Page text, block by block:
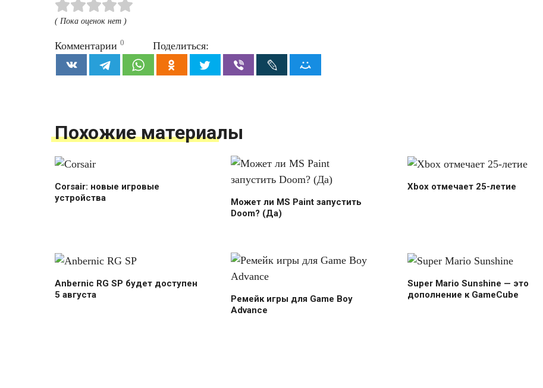
( Пока оценок нет )
Комментарии 0 Поделиться:
Похожие материалы
Corsair: новые игровые
устройства
Может ли MS Paint запустить
Doom? (Да)
Xbox отмечает 25-летие
Anbernic RG SP будет доступен
5 августа
Ремейк игры для Game Boy
Advance
Super Mario Sunshine — это
дополнение к GameCube